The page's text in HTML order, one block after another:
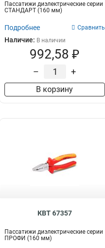
Пассатижи диэлектрические серии
СТАНДАРТ (160 мм)
Подробнее Сравнить
Наличие: В наличии
992,58 ₽
– +
В корзину
КВТ 67357
Пассатижи диэлектрические серии
ПРОФИ (160 мм)